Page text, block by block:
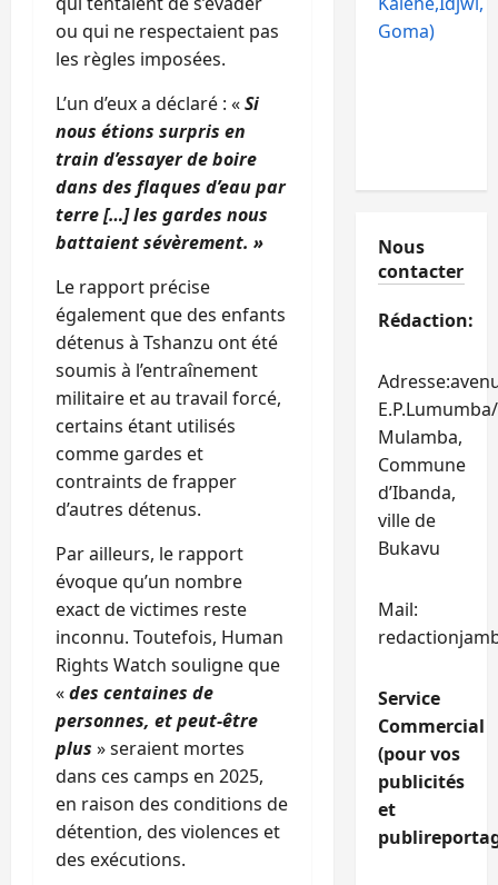
ou qui ne respectaient pas
les règles imposées.
L’un d’eux a déclaré : «Si
nous étions surpris en
train d’essayer de boire
dans des flaques d’eau par
terre […] les gardes nous
battaient sévèrement. »
Le rapport précise
également que des enfants
détenus à Tshanzu ont été
soumis à l’entraînement
militaire et au travail forcé,
certains étant utilisés
comme gardes et
contraints de frapper
d’autres détenus.
Par ailleurs, le rapport
évoque qu’un nombre
exact de victimes reste
inconnu. Toutefois, Human
Rights Watch souligne que
«des centaines de
personnes, et peut-être
plus » seraient mortes
dans ces camps en 2025,
en raison des conditions de
détention, des violences et
des exécutions.
Goma)
Nous
contacter
Rédaction:
Mulamba,
Commune
d’Ibanda,
ville de
Bukavu
Mail:
Service
Commercial
(pour vos
publicités
et